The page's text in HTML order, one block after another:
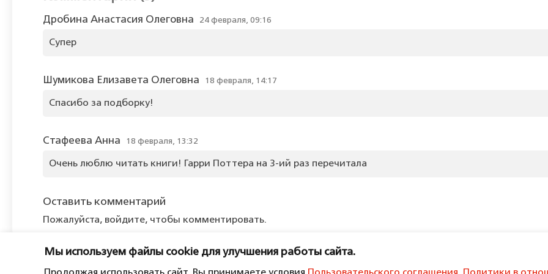
Дробина Анастасия Олеговна 24 февраля, 09:16
Супер
Шумикова Елизавета Олеговна 18 февраля, 14:17
Спасибо за подборку!
Стафеева Анна 18 февраля, 13:32
Очень люблю читать книги! Гарри Поттера на 3-ий раз перечитала
Оставить комментарий
Пожалуйста, войдите, чтобы комментировать.
Мы используем файлы cookie для улучшения работы сайта.